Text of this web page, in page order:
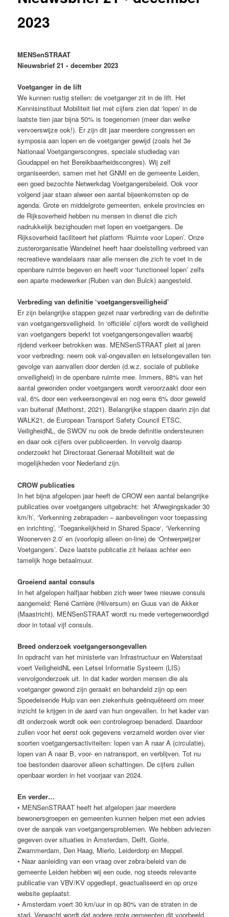
2023
MENSenSTRAAT
Nieuwsbrief 21 • december 2023
Voetganger in de lift
We kunnen rustig stellen: de voetganger zit in de lift. Het
Kennisinstituut Mobiliteit liet met cijfers zien dat ‘lopen’ in de
laatste tien jaar bijna 50% is toegenomen (meer dan welke
vervoerswijze ook!). Er zijn dit jaar meerdere congressen en
symposia aan lopen en de voetganger gewijd (zoals het 3e
Nationaal Voetgangerscongres, speciale studiedag van
Goudappel en het Bereikbaarheidscongres). Wij zelf
organiseerden, samen met het GNMI en de gemeente Leiden,
een goed bezochte Netwerkdag Voetgangersbeleid. Ook voor
volgend jaar staan alweer een aantal bijeenkomsten op de
agenda. Grote en middelgrote gemeenten, enkele provincies en
de Rijksoverheid hebben nu mensen in dienst die zich
nadrukkelijk bezighouden met lopen en voetgangers. De
Rijksoverheid faciliteert het platform ‘Ruimte voor Lopen’. Onze
zusterorganisatie Wandelnet heeft haar doelstelling verbreed van
recreatieve wandelaars naar alle mensen die zich te voet in de
openbare ruimte begeven en heeft voor ‘functioneel lopen’ zelfs
een aparte medewerker (Ruben van den Bulck) aangesteld.
Verbreding van definitie ‘voetgangersveiligheid’
Er zijn belangrijke stappen gezet naar verbreding van de definitie
van voetgangersveiligheid. In ‘officiële’ cijfers wordt de veiligheid
van voetgangers beperkt tot voetgangersongevallen waarbij
rijdend verkeer betrokken was. MENSenSTRAAT pleit al jaren
voor verbreding: neem ook val-ongevallen en letselongevallen ten
gevolge van aanvallen door derden (d.w.z. sociale of publieke
onveiligheid) in de openbare ruimte mee. Immers, 88% van het
aantal gewonden onder voetgangers wordt veroorzaakt door een
val, 6% door een verkeersongeval en nog eens 6% door geweld
van buitenaf (Methorst, 2021). Belangrijke stappen daarin zijn dat
WALK21, de European Transport Safety Council ETSC,
VeiligheidNL, de SWOV nu ook de brede definitie ondersteunen
en daar ook cijfers over publiceerden. In vervolg daarop
onderzoekt het Directoraat Generaal Mobiliteit wat de
mogelijkheden voor Nederland zijn.
CROW publicaties
In het bijna afgelopen jaar heeft de CROW een aantal belangrijke
publicaties over voetgangers uitgebracht: het ‘Afwegingskader 30
km/h’, ‘Verkenning zebrapaden – aanbevelingen voor toepassing
en inrichting’, ‘Toegankelijkheid in Shared Space‘, ‘Verkenning
Woonerven 2.0’ en (voorlopig alleen on-line) de ‘Ontwerpwijzer
Voetgangers’. Deze laatste publicatie zit helaas achter een
tamelijk hoge betaalmuur.
Groeiend aantal consuls
In het afgelopen halfjaar hebben zich weer twee nieuwe consuls
aangemeld: René Carrière (Hilversum) en Guus van de Akker
(Maastricht). MENSenSTRAAT wordt nu mede vertegenwoordigd
door in totaal vijf consuls.
Breed onderzoek voetgangersongevallen
In opdracht van het ministerie van Infrastructuur en Waterstaat
voert VeiligheidNL een Letsel Informatie Systeem (LIS)
vervolgonderzoek uit. In dat kader worden mensen die als
voetganger gewond zijn geraakt en behandeld zijn op een
Spoedeisende Hulp van een ziekenhuis geënquêteerd om meer
inzicht te krijgen in de aard van hun ongevallen. In het kader van
dit onderzoek wordt ook een controlegroep benaderd. Daardoor
zullen voor het eerst ook gegevens verzameld worden over vier
soorten voetgangersactiviteiten: lopen van A naar A (circulatie),
lopen van A naar B, voor- en natransport, en verblijven. Tot nu
toe bestonden daarover alleen schattingen. De cijfers zullen
openbaar worden in het voorjaar van 2024.
En verder…
• MENSenSTRAAT heeft het afgelopen jaar meerdere
bewonersgroepen en gemeenten kunnen helpen met een advies
over de aanpak van voetgangersproblemen. We hebben adviezen
gegeven over situaties in Amsterdam, Delft, Goirle,
Zwammerdam, Den Haag, Mierlo, Leiderdorp en Meppel.
• Naar aanleiding van een vraag over zebra-beleid van de
gemeente Leiden hebben wij een oude, nog steeds relevante
publicatie van VBV/KV opgediept, geactualiseerd en op onze
website geplaatst.
• Amsterdam voert 30 km/uur in op 80% van de straten in de
stad. Verwacht wordt dat andere grote gemeenten dit voorbeeld